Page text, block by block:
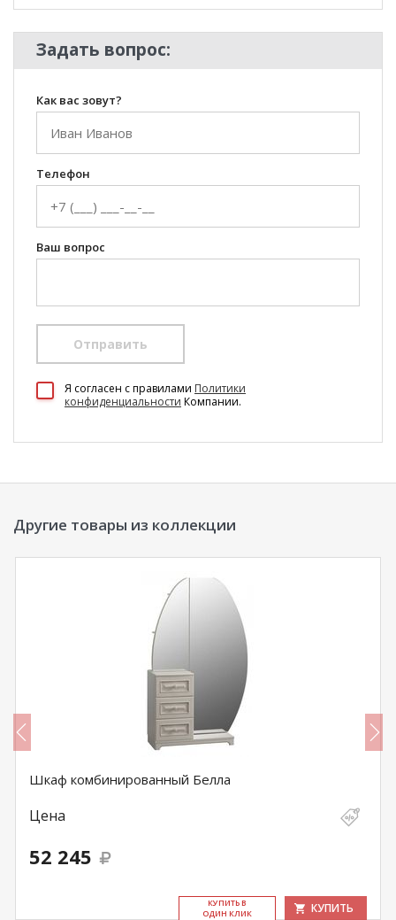
Задать вопрос:
Как вас зовут?
Телефон
Ваш вопрос
Отправить
Я согласен c правилами Политики
конфиденциальности Компании.
Другие товары из коллекции
Шкаф комбинированный Белла
Цена
52 245
КУ­ПИТЬ В
ОДИН КЛИК
КУПИТЬ